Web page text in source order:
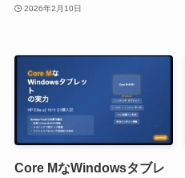
2026年2月10日
Core MなWindowsタブレ